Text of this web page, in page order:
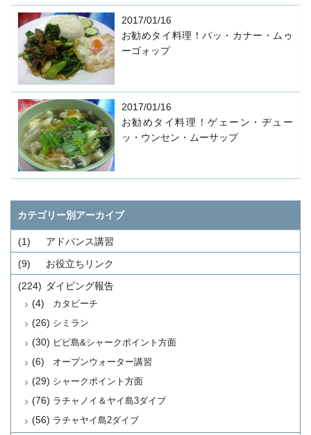
2017/01/16
お勧めタイ料理！パッ・カナー・ムゥ
ーゴォップ
2017/01/16
お勧めタイ料理！ゲェーン・ヂュー
ッ・ウンセン・ムーサップ
カテゴリー別アーカイブ
アドバンス講習
(1)
お役立ちリンク
(9)
ダイビング報告
(224)
カタビーチ
(4)
シミラン
(26)
ピピ島&シャークポイント方面
(30)
オープンウォーター講習
(6)
シャークポイント方面
(29)
ラチャノイ＆ヤイ島3ダイブ
(76)
ラチャヤイ島2ダイブ
(56)